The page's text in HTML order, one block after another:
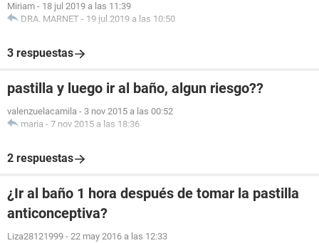
Miriam - 18 jul 2019 a las 11:39
DRA. MARNET - 19 jul 2019 a las 10:50
3 respuestas
pastilla y luego ir al baño, algun riesgo??
valenzuelacamila - 3 nov 2015 a las 00:52
maria - 7 nov 2015 a las 18:36
2 respuestas
¿Ir al baño 1 hora después de tomar la pastilla
anticonceptiva?
Liza28121999 - 22 may 2016 a las 12:33